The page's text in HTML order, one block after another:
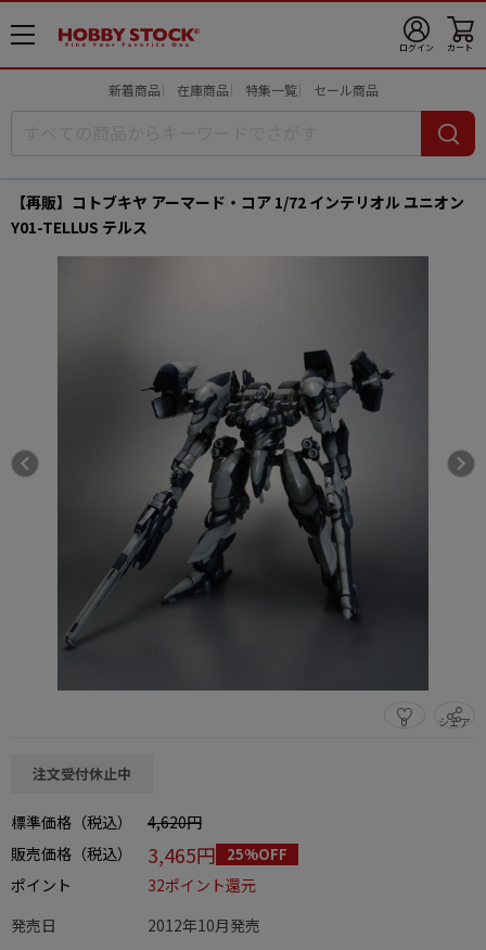
メ
ニ
ログイン カート
新着商品 在庫商品 特集一覧 セール商品
【再販】コトブキヤ アーマード・コア 1/72 インテリオル ユニオン
Y01-TELLUS テルス
0 シェア
この商品をシェアする
注文受付休止中
標準価格（税込）
4,620円
販売価格（税込）
3,465円 25%OFF
ポイント
32ポイント還元
発売日
2012年10月発売